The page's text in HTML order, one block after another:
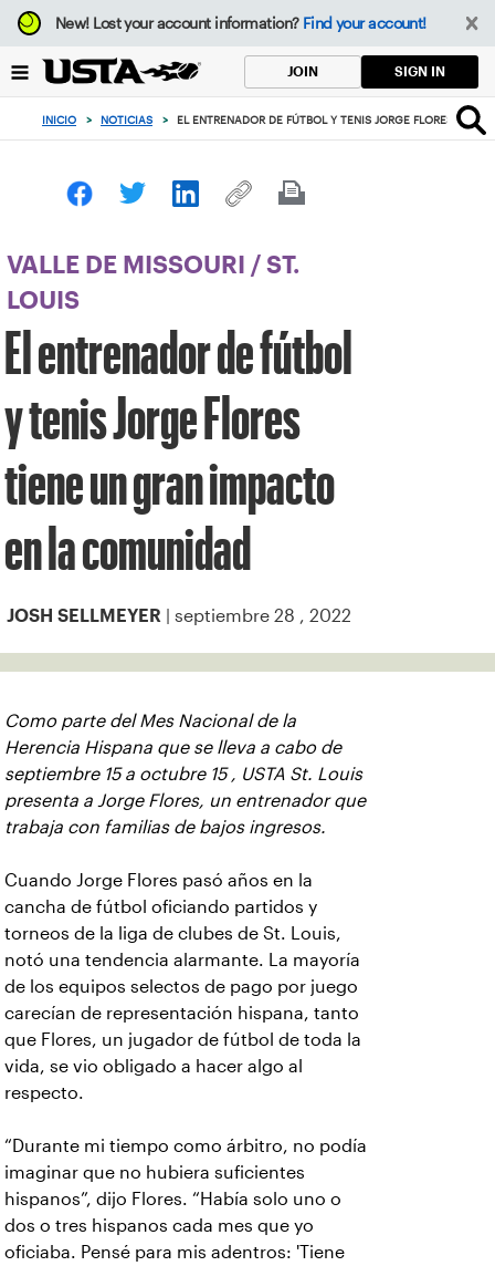
Enfoque
desde
botón
volver
principio
New!Lost your account information? Find your account!
JOIN SIGN IN
INICIO > NOTICIAS > EL ENTRENADOR DE FÚTBOL Y TENIS JORGE FLORES
VALLE DE MISSOURI / ST.
LOUIS
El entrenador de fútbol
y tenis Jorge Flores
tiene un gran impacto
en la comunidad
JOSH SELLMEYER | septiembre 28 , 2022
Como parte del Mes Nacional de la
Herencia Hispana que se lleva a cabo de
septiembre 15 a octubre 15 , USTA St. Louis
presenta a Jorge Flores, un entrenador que
trabaja con familias de bajos ingresos.
Cuando Jorge Flores pasó años en la
cancha de fútbol oficiando partidos y
torneos de la liga de clubes de St. Louis,
notó una tendencia alarmante. La mayoría
de los equipos selectos de pago por juego
carecían de representación hispana, tanto
que Flores, un jugador de fútbol de toda la
vida, se vio obligado a hacer algo al
respecto.
“Durante mi tiempo como árbitro, no podía
imaginar que no hubiera suficientes
hispanos”, dijo Flores. “Había solo uno o
dos o tres hispanos cada mes que yo
oficiaba. Pensé para mis adentros: 'Tiene